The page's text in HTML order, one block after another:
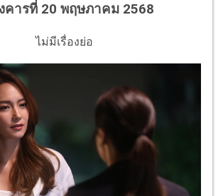
คารที่ 20 พฤษภาคม 2568
ไม่มีเรื่องย่อ